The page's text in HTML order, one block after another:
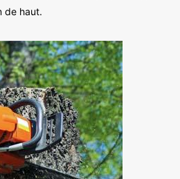
de haut.